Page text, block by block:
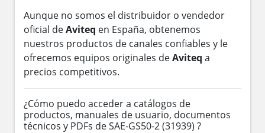
Aunque no somos el distribuidor o vendedor
oficial deAviteq en España, obtenemos
nuestros productos de canales confiables y le
ofrecemos equipos originales deAviteq a
precios competitivos.
¿Cómo puedo acceder a catálogos de
productos, manuales de usuario, documentos
técnicos y PDFs de SAE-GS50-2 (31939) ?